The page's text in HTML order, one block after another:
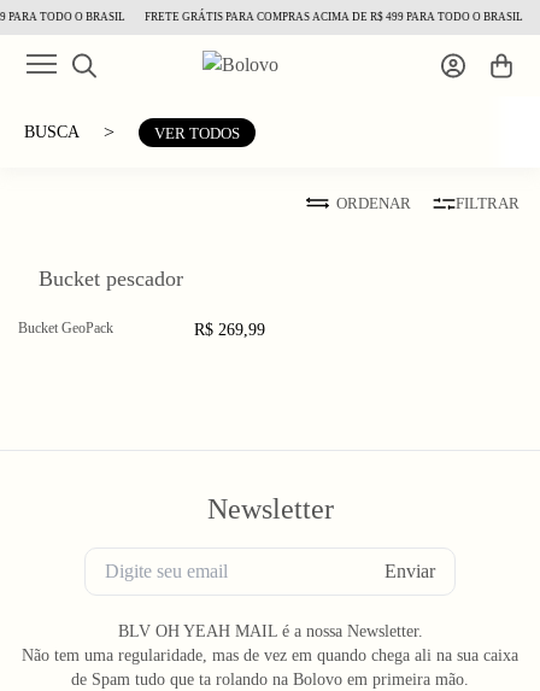
PARA TODO O BRASIL FRETE GRÁTIS PARA COMPRAS ACIMA DE R$ 499 PARA TODO O BRASIL
BUSCA > VER TODOS
ORDENAR FILTRAR
Bucket pescador
Bucket GeoPack R$ 269,99
Newsletter
Enviar
BLV OH YEAH MAIL é a nossa Newsletter.
Não tem uma regularidade, mas de vez em quando chega ali na sua caixa
de Spam tudo que ta rolando na Bolovo em primeira mão.